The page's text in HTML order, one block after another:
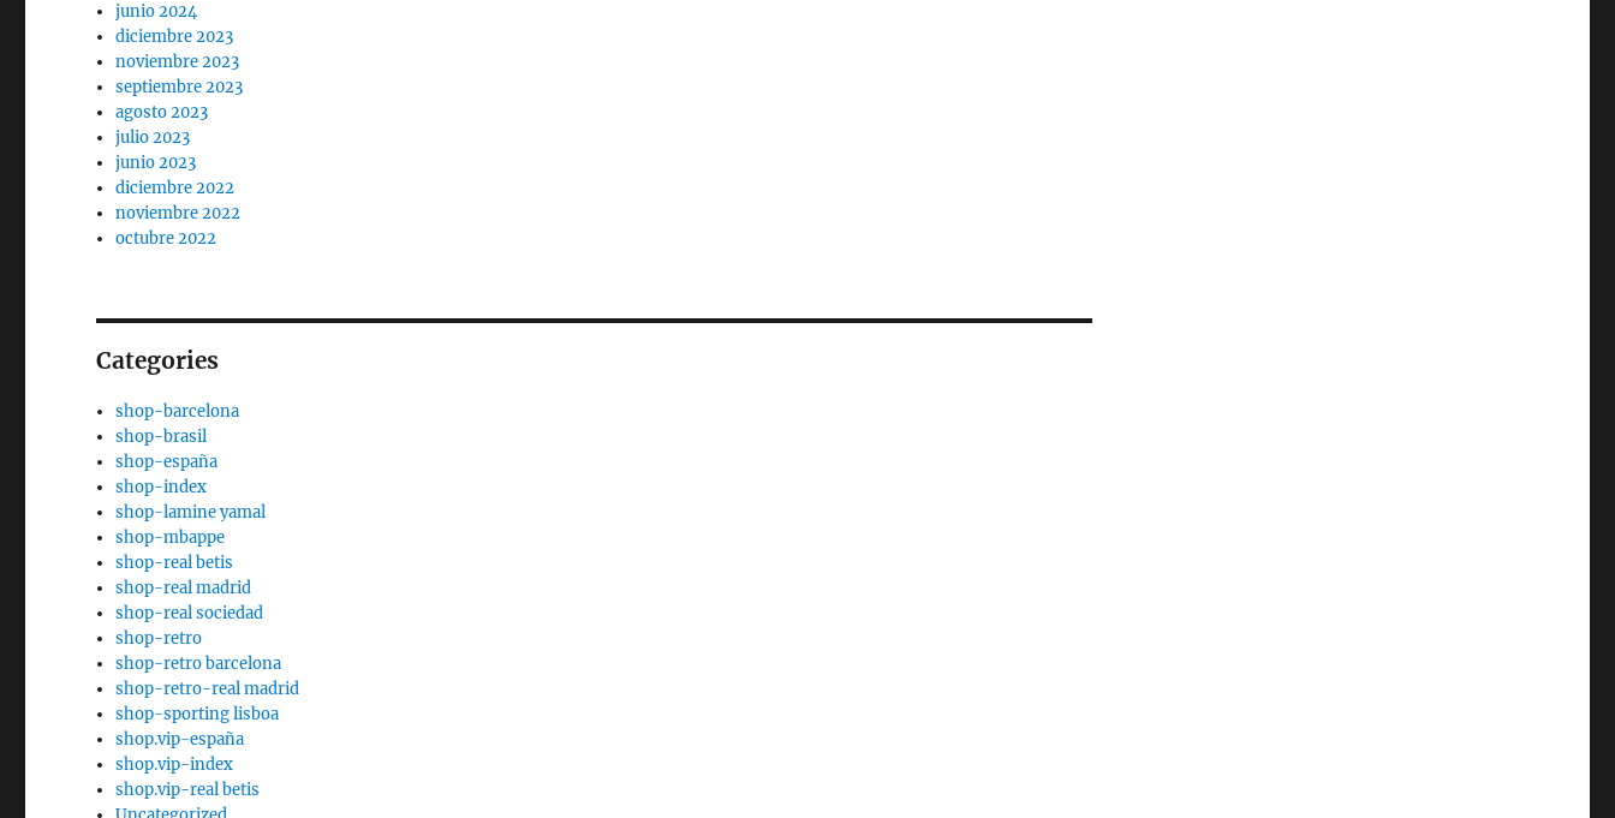
junio 2024
diciembre 2023
noviembre 2023
septiembre 2023
agosto 2023
julio 2023
junio 2023
diciembre 2022
noviembre 2022
octubre 2022
Categories
shop-barcelona
shop-brasil
shop-españa
shop-index
shop-lamine yamal
shop-mbappe
shop-real betis
shop-real madrid
shop-real sociedad
shop-retro
shop-retro barcelona
shop-retro-real madrid
shop-sporting lisboa
shop.vip-españa
shop.vip-index
shop.vip-real betis